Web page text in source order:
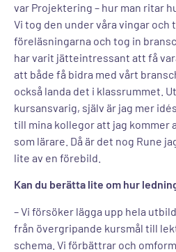
var Projektering – hur man ritar
Vi tog den under våra vingar och
föreläsningarna och tog in
har varit jätteintressant att få
att både få bidra med vårt
också landa det i klassrummet.
kursansvarig, själv är jag mer
till mina kollegor att jag kommer
som lärare. Då är det nog Rune
lite av en förebild.
Kan du berätta lite om hur
– Vi försöker lägga upp hela
från övergripande kursmål till
schema. Vi förbättrar och